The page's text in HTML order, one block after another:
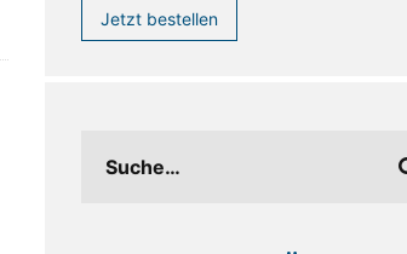
Jetzt bestellen